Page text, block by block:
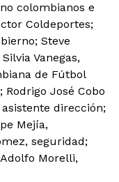
colombianos e
Coldeportes;
Steve
Vanegas,
de Fútbol
José Cobo
dirección;
Mejía,
seguridad;
Morelli,